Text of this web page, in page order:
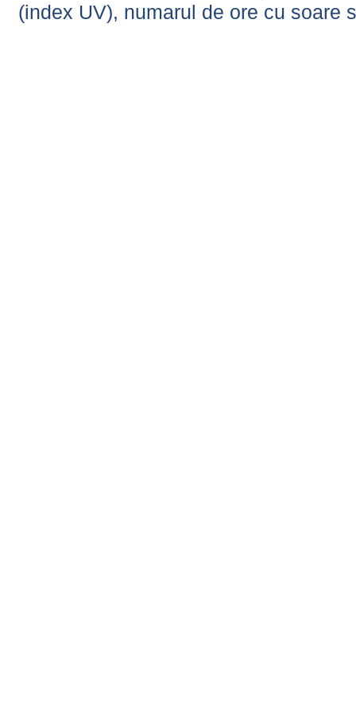
(index UV), numarul de ore cu soare